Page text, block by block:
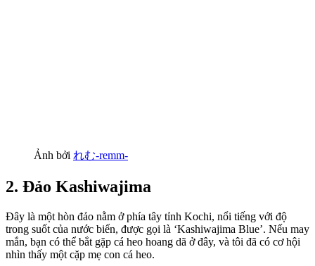
Ảnh bởi れむ-remm-
2. Đảo Kashiwajima
Đây là một hòn đảo nằm ở phía tây tỉnh Kochi, nổi tiếng với độ
trong suốt của nước biển, được gọi là ‘Kashiwajima Blue’. Nếu may
mắn, bạn có thể bắt gặp cá heo hoang dã ở đây, và tôi đã có cơ hội
nhìn thấy một cặp mẹ con cá heo.